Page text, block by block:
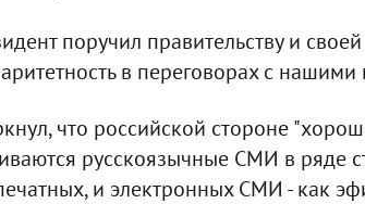
поручил правительству и
в переговорах с
что российской стороне
русскоязычные СМИ в ряде
и электронных СМИ - как